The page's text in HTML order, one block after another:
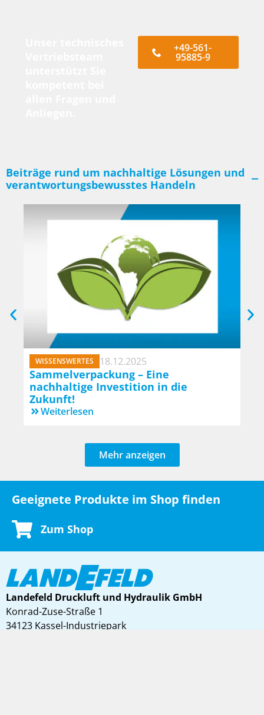
+49-561-
95885-9
Beiträge rund um nachhaltige Lösungen und
verantwortungsbewusstes Handeln
WISSENSWERTES 18.12.2025
Sammelverpackung – Eine
nachhaltige Investition in die
Zukunft!
Weiterlesen
Mehr anzeigen
Geeignete Produkte im Shop finden
Zum Shop
Landefeld Druckluft und Hydraulik GmbH
Konrad-Zuse-Straße 1
34123 Kassel-Industriepark